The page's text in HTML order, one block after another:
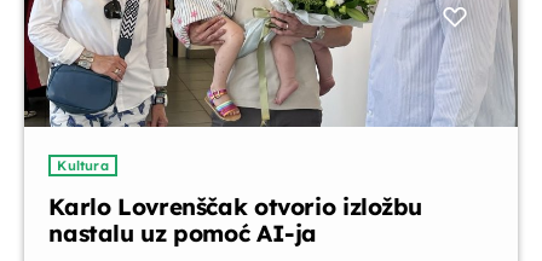
Kultura
Karlo Lovrenščak otvorio izložbu
nastalu uz pomoć AI-ja